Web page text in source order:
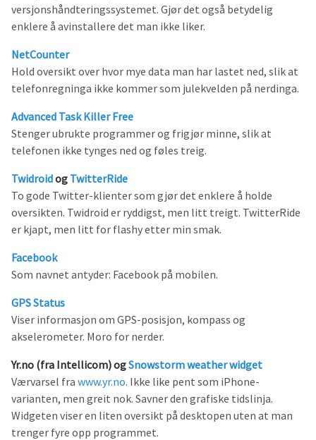
versjonshåndteringssystemet. Gjør det også betydelig
enklere å avinstallere det man ikke liker.
NetCounter
Hold oversikt over hvor mye data man har lastet ned, slik at
telefonregninga ikke kommer som julekvelden på nerdinga.
Advanced Task Killer Free
Stenger ubrukte programmer og frigjør minne, slik at
telefonen ikke tynges ned og føles treig.
Twidroidog TwitterRide
To gode Twitter-klienter som gjør det enklere å holde
oversikten. Twidroid er ryddigst, men litt treigt. TwitterRide
er kjapt, men litt for flashy etter min smak.
Facebook
Som navnet antyder: Facebook på mobilen.
GPS Status
Viser informasjon om GPS-posisjon, kompass og
akselerometer. Moro for nerder.
Yr.no (fra Intellicom) ogSnowstorm weather widget
Værvarsel fra www.yr.no. Ikke like pent som iPhone-
varianten, men greit nok. Savner den grafiske tidslinja.
Widgeten viser en liten oversikt på desktopen uten at man
trenger fyre opp programmet.